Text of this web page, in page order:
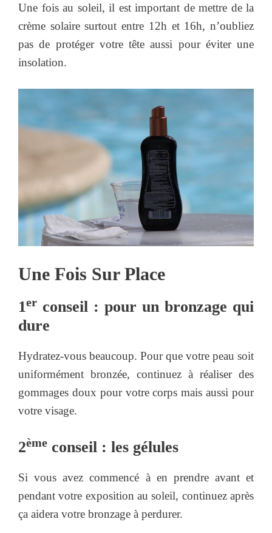
Une fois au soleil, il est important de mettre de la
crème solaire surtout entre 12h et 16h, n’oubliez
pas de protéger votre tête aussi pour éviter une
insolation.
Une Fois Sur Place
1er conseil : pour un bronzage qui
dure
Hydratez-vous beaucoup. Pour que votre peau soit
uniformément bronzée, continuez à réaliser des
gommages doux pour votre corps mais aussi pour
votre visage.
2ème conseil : les gélules
Si vous avez commencé à en prendre avant et
pendant votre exposition au soleil, continuez après
ça aidera votre bronzage à perdurer.